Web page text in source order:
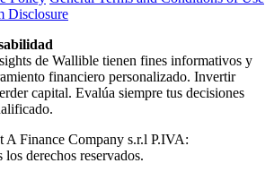
Disclosure
de Wallible tienen fines informativos y
financiero personalizado. Invertir
capital. Evalúa siempre tus decisiones
Finance Company s.r.l P.IVA:
derechos reservados.